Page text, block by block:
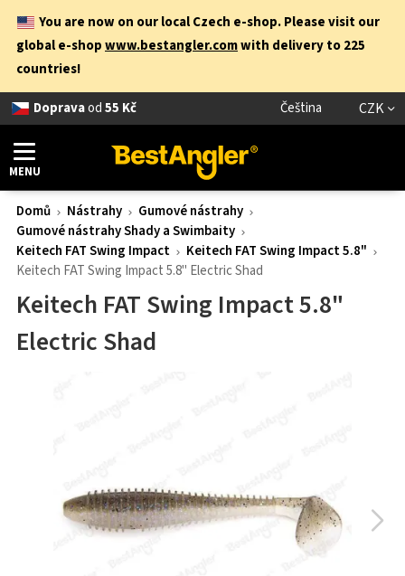
You are now on our local Czech e-shop. Please visit our
global e-shopwww.bestangler.comwith delivery to 225
countries!
Dopravaod55 Kč Čeština CZK
MENU
Domů Nástrahy
Gumové nástrahy
Gumové nástrahy Shady a Swimbaity
Keitech FAT Swing Impact
Keitech FAT Swing Impact 5.8"
Keitech FAT Swing Impact 5.8" Electric Shad
Keitech FAT Swing Impact 5.8"
Electric Shad